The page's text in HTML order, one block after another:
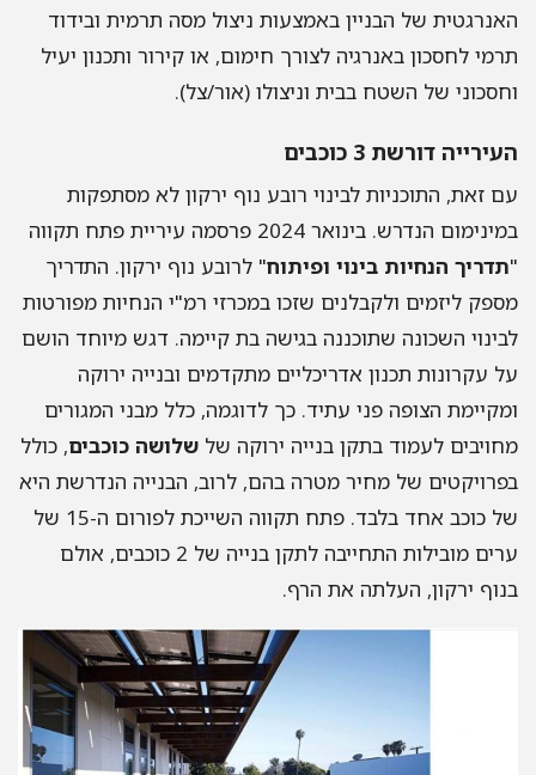
האנרגטית של הבניין באמצעות ניצול מסה תרמית ובידוד
תרמי לחסכון באנרגיה לצורך חימום, או קירור ותכנון יעיל
וחסכוני של השטח בבית וניצולו (אור/צל).
העירייה דורשת 3 כוכבים
עם זאת, התוכניות לבינוי רובע נוף ירקון לא מסתפקות
במינימום הנדרש. בינואר 2024 פרסמה עיריית פתח תקווה
"תדריך הנחיות בינוי ופיתוח" לרובע נוף ירקון. התדריך
מספק ליזמים ולקבלנים שזכו במכרזי רמ"י הנחיות מפורטות
לבינוי השכונה שתוכננה בגישה בת קיימה. דגש מיוחד הושם
על עקרונות תכנון אדריכליים מתקדמים ובנייה ירוקה
ומקיימת הצופה פני עתיד. כך לדוגמה, כלל מבני המגורים
מחויבים לעמוד בתקן בנייה ירוקה של שלושה כוכבים, כולל
בפרויקטים של מחיר מטרה בהם, לרוב, הבנייה הנדרשת היא
של כוכב אחד בלבד. פתח תקווה השייכת לפורום ה-15 של
ערים מובילות התחייבה לתקן בנייה של 2 כוכבים, אולם
בנוף ירקון, העלתה את הרף.